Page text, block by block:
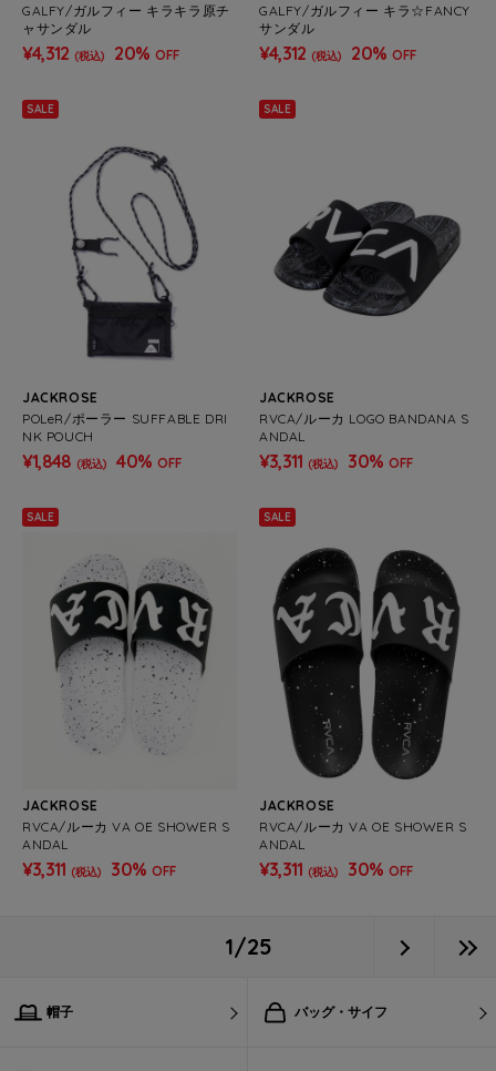
GALFY/ガルフィー キラキラ原チ
ャサンダル
¥4,312 (税込) 20% OFF
GALFY/ガルフィー キラ☆FANCY
サンダル
¥4,312 (税込) 20% OFF
SALE
JACKROSE
POLeR/ポーラー SUFFABLE DRI
NK POUCH
¥1,848 (税込) 40% OFF
SALE
JACKROSE
RVCA/ルーカ LOGO BANDANA S
ANDAL
¥3,311 (税込) 30% OFF
SALE
JACKROSE
RVCA/ルーカ VA OE SHOWER S
ANDAL
¥3,311 (税込) 30% OFF
SALE
JACKROSE
RVCA/ルーカ VA OE SHOWER S
ANDAL
¥3,311 (税込) 30% OFF
1/25
帽子 バッグ・サイフ